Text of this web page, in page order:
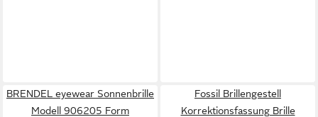
BRENDEL eyewear Sonnenbrille
Modell 906205 Form
Fossil Brillengestell
Korrektionsfassung Brille